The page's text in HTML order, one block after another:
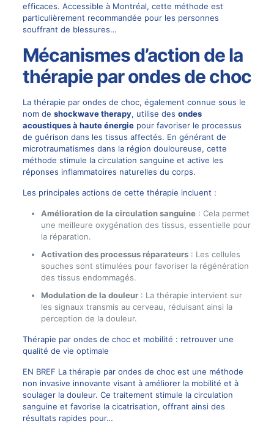
efficaces. Accessible à Montréal, cette méthode est
particulièrement recommandée pour les personnes
souffrant de blessures…
Mécanismes d’action de la
thérapie par ondes de choc
La thérapie par ondes de choc, également connue sous le
nom de shockwavetherapy, utilise des ondes
acoustiques à haute énergiepour favoriser le processus
de guérison dans les tissus affectés. En générant de
microtraumatismes dans la région douloureuse, cette
méthode stimule la circulation sanguine et active les
réponses inflammatoires naturelles du corps.
Les principales actions de cette thérapie incluent :
Amélioration de la circulation sanguine: Cela permet
une meilleure oxygénation des tissus, essentielle pour
la réparation.
Activation des processus réparateurs: Les cellules
souches sont stimulées pour favoriser la régénération
des tissus endommagés.
Modulation de la douleur: La thérapie intervient sur
les signaux transmis au cerveau, réduisant ainsi la
perception de la douleur.
Thérapie par ondes de choc et mobilité : retrouver une
qualité de vie optimale
EN BREF La thérapie par ondes de choc est une méthode
non invasive innovante visant à améliorer la mobilité et à
soulager la douleur. Ce traitement stimule la circulation
sanguine et favorise la cicatrisation, offrant ainsi des
résultats rapides pour…